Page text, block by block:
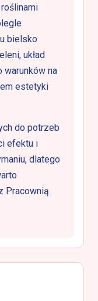
bielsko
układ
warunków na
estetyki
do potrzeb
efektu i
dlatego
Pracownią